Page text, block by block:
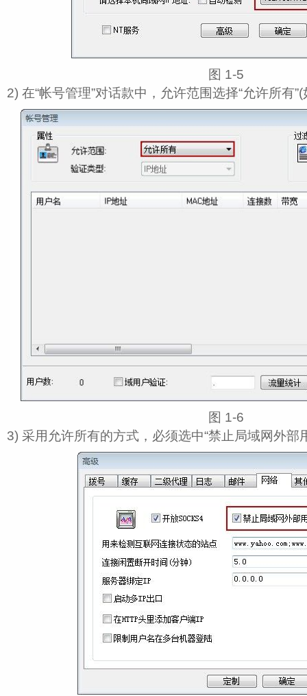
图 1‑5
2) 在“帐号管理”对话款中，允许范围选择“允许所有”(
图 1‑6
3) 采用允许所有的方式，必须选中“禁止局域网外部